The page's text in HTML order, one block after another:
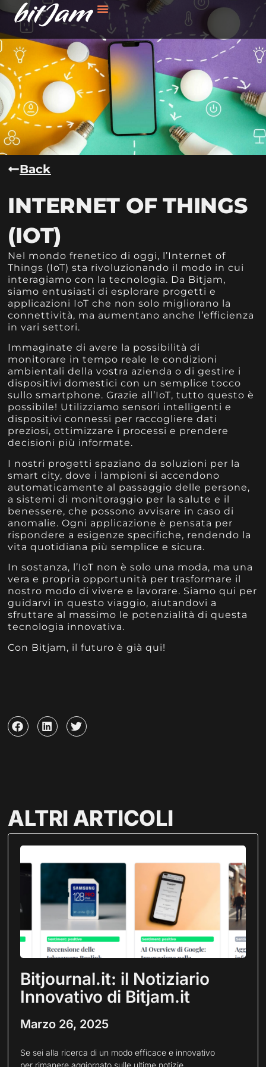
Back
INTERNET OF THINGS
(IOT)
Nel mondo frenetico di oggi, l’Internet of
Things (IoT) sta rivoluzionando il modo in cui
interagiamo con la tecnologia. Da Bitjam,
siamo entusiasti di esplorare progetti e
applicazioni IoT che non solo migliorano la
connettività, ma aumentano anche l’efficienza
in vari settori.
Immaginate di avere la possibilità di
monitorare in tempo reale le condizioni
ambientali della vostra azienda o di gestire i
dispositivi domestici con un semplice tocco
sullo smartphone. Grazie all’IoT, tutto questo è
possibile! Utilizziamo sensori intelligenti e
dispositivi connessi per raccogliere dati
preziosi, ottimizzare i processi e prendere
decisioni più informate.
I nostri progetti spaziano da soluzioni per la
smart city, dove i lampioni si accendono
automaticamente al passaggio delle persone,
a sistemi di monitoraggio per la salute e il
benessere, che possono avvisare in caso di
anomalie. Ogni applicazione è pensata per
rispondere a esigenze specifiche, rendendo la
vita quotidiana più semplice e sicura.
In sostanza, l’IoT non è solo una moda, ma una
vera e propria opportunità per trasformare il
nostro modo di vivere e lavorare. Siamo qui per
guidarvi in questo viaggio, aiutandovi a
sfruttare al massimo le potenzialità di questa
tecnologia innovativa.
Con Bitjam, il futuro è già qui!
ALTRI ARTICOLI
Bitjournal.it: il Notiziario
Innovativo di Bitjam.it
Marzo 26, 2025
Se sei alla ricerca di un modo efficace e innovativo